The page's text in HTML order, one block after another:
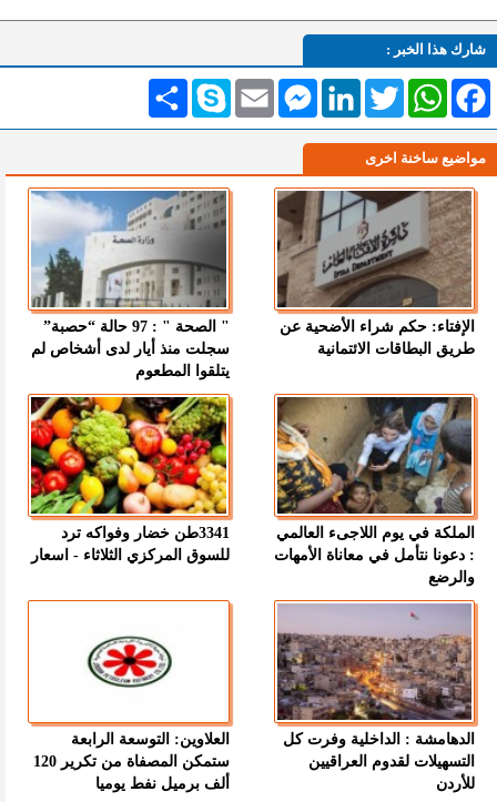
شارك هذا الخبر :
انشر Skype Email
MessengerLinkedInTwitterWhatsAppFacebook
مواضيع ساخنة اخرى
الإفتاء: حكم شراء الأضحية عن
طريق البطاقات الائتمانية
" الصحة " : 97 حالة “حصبة”
سجلت منذ أيار لدى أشخاص لم
يتلقوا المطعوم
الملكة في يوم اللاجىء العالمي
: دعونا نتأمل في معاناة الأمهات
والرضع
3341طن خضار وفواكه ترد
للسوق المركزي الثلاثاء - اسعار
الدهامشة : الداخلية وفرت كل
التسهيلات لقدوم العراقيين
للأردن
العلاوين: التوسعة الرابعة
ستمكن المصفاة من تكرير 120
ألف برميل نفط يوميا